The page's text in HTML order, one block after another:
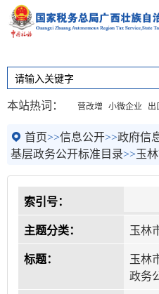
本站热词： 营改增 小微企业 出
首页>>信息公开>>政府信
基层政务公开标准目录>>玉
索引号：
主题分类： 玉林
标题：
玉林
政务